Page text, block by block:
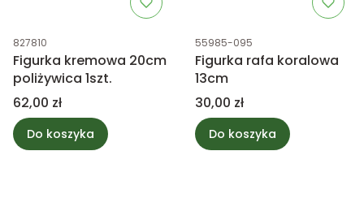
Kod produktu
827810
Figurka kremowa 20cm
poliżywica 1szt.
Cena
62,00 zł
Do koszyka
Kod produktu
55985-095
Figurka rafa koralowa
13cm
Cena
30,00 zł
Do koszyka